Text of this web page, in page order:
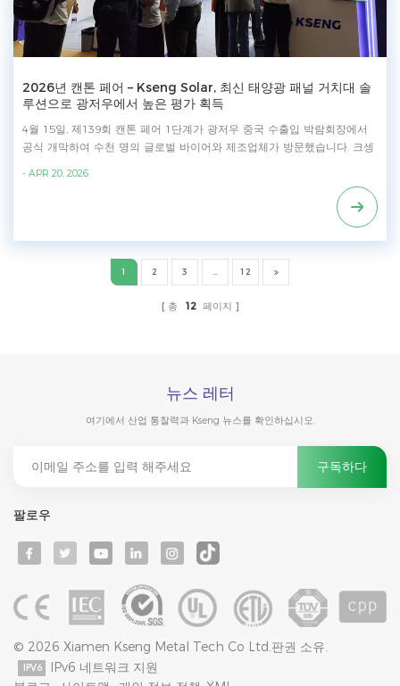
2026년 캔톤 페어 – Kseng Solar, 최신 태양광 패널 거치대 솔
루션으로 광저우에서 높은 평가 획득
4월 15일, 제139회 캔톤 페어 1단계가 광저우 중국 수출입 박람회장에서
공식 개막하여 수천 명의 글로벌 바이어와 제조업체가 방문했습니다. 크셍
를 모색했습니다. 소개된 제품 - 태양광 지붕 설치 솔루션: 금속 지붕 설치
시스템, 기와 지붕 설치 시스템 - 태양광 지상 설치 솔루션: 강철 지상 설치
세계 여러 국가 및 지역에 태양광 패널 거치대 솔루션을 수출해 왔습니다.
캔톤 페어에서 크셍솔라의 견고한 거치대 솔루션은 다양한 지역과 환경의
까다로운 적용 요건을 충족하며, 전 세계 방문객들로부터 긍정적인 현장 평
- APR 20, 2026
1 2 3 12
총 12 페이지
뉴스 레터
여기에서 산업 통찰력과 Kseng 뉴스를 확인하십시오.
팔로우
© 2026 Xiamen Kseng Metal Tech Co Ltd.판권 소유.
IPv6 네트워크 지원